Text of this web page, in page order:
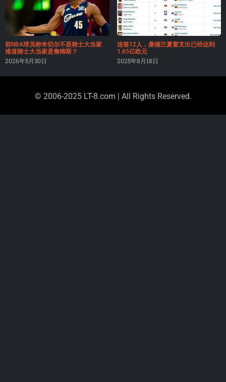
前NBA球员称米切尔不是骑士大当家
难道骑士大当家是詹姆斯？
2026年5月30日
连签12人，桑德兰夏窗支出已经达到
1.65亿欧元
2025年8月18日
© 2006-2025 LT-8.com | All Rights Reserved.